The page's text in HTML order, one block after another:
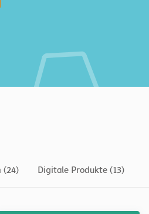
(24) Digitale Produkte (13)